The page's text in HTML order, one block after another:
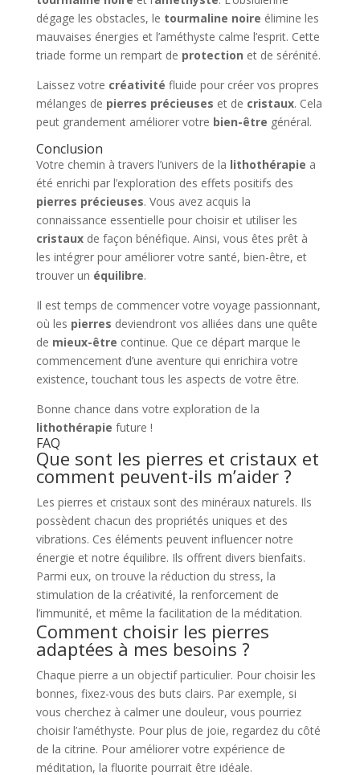
dégage les obstacles, le tourmaline noire élimine les
mauvaises énergies et l’améthyste calme l’esprit. Cette
triade forme un rempart de protection et de sérénité.
Laissez votre créativité fluide pour créer vos propres
mélanges de pierres précieuses et de cristaux. Cela
peut grandement améliorer votre bien-être général.
Conclusion
Votre chemin à travers l’univers de la lithothérapie a
été enrichi par l’exploration des effets positifs des
pierres précieuses. Vous avez acquis la
connaissance essentielle pour choisir et utiliser les
cristauxde façon bénéfique. Ainsi, vous êtes prêt à
les intégrer pour améliorer votre santé, bien-être, et
trouver un équilibre.
Il est temps de commencer votre voyage passionnant,
où les pierres deviendront vos alliées dans une quête
de mieux-être continue. Que ce départ marque le
commencement d’une aventure qui enrichira votre
existence, touchant tous les aspects de votre être.
Bonne chance dans votre exploration de la
lithothérapie future !
FAQ
Que sont les pierres et cristaux et
comment peuvent-ils m’aider ?
Les pierres et cristaux sont des minéraux naturels. Ils
possèdent chacun des propriétés uniques et des
vibrations. Ces éléments peuvent influencer notre
énergie et notre équilibre. Ils offrent divers bienfaits.
Parmi eux, on trouve la réduction du stress, la
stimulation de la créativité, la renforcement de
l’immunité, et même la facilitation de la méditation.
Comment choisir les pierres
adaptées à mes besoins ?
Chaque pierre a un objectif particulier. Pour choisir les
bonnes, fixez-vous des buts clairs. Par exemple, si
vous cherchez à calmer une douleur, vous pourriez
choisir l’améthyste. Pour plus de joie, regardez du côté
de la citrine. Pour améliorer votre expérience de
méditation, la fluorite pourrait être idéale.